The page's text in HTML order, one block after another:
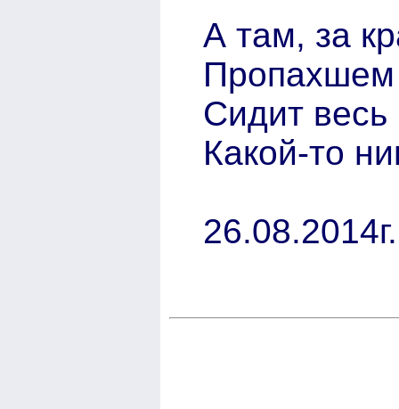
А там, за
Сидит весь
Какой-то
26.08.2014г.